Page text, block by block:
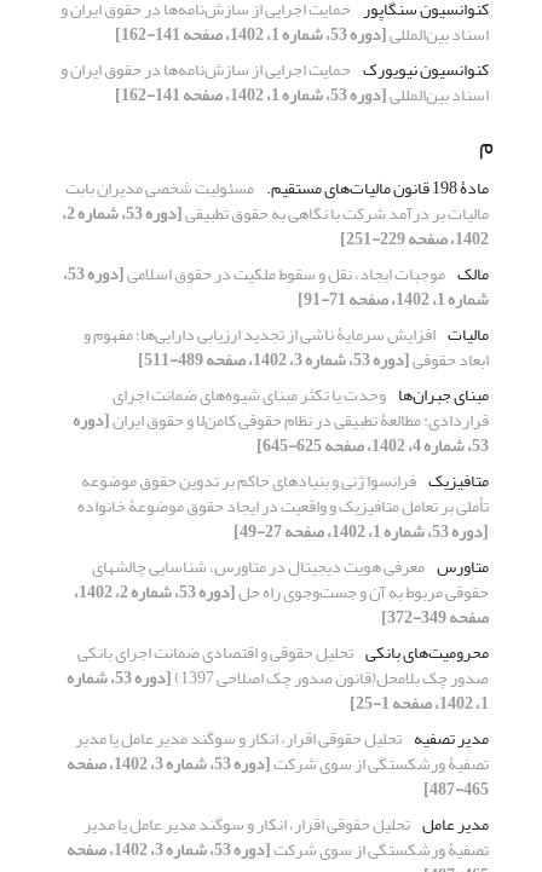
کنوانسیون سنگاپور حمایت اجرایی از سازش‌نامه‌ها در حقوق ایران و
اسناد بین‌المللی[دوره 53، شماره 1، 1402، صفحه 141-162]
کنوانسیون نیویورک حمایت اجرایی از سازش‌نامه‌ها در حقوق ایران و
اسناد بین‌المللی[دوره 53، شماره 1، 1402، صفحه 141-162]
م
مادۀ ‏‏198 قانون مالیات‌های مستقیم.‏ مسئولیت شخصی مدیران بابت
مالیات بر درآمد شرکت با نگاهی به ‏حقوق تطبیقی [دوره 53، شماره 2،
1402، صفحه 229-251]
مالک موجبات ایجاد، نقل و سقوط ملکیت در حقوق اسلامی [دوره 53،
شماره 1، 1402، صفحه 71-91]
مالیات افزایش سرمایۀ ناشی از تجدید ارزیابی دارایی‌ها؛ مفهوم و
ابعاد حقوقی[دوره 53، شماره 3، 1402، صفحه 489-511]
مبنای جبران‌ها وحدت یا تکثر مبنای شیوه‌های ضمانت اجرای
قراردادی: مطالعۀ تطبیقی در نظام حقوقی کامن‌لا و حقوق ایران[دوره
53، شماره 4، 1402، صفحه 625-645]
متافیزیک فرانسوا ژنی و بنیادهای حاکم بر تدوین حقوق موضوعه
تأملی بر تعامل متافیزیک و واقعیت در ایجاد حقوق موضوعۀ خانواده
[دوره 53، شماره 1، 1402، صفحه 27-49]
متاورس
معرفی هویت دیجیتال در متاورس، شناسایی چالش‎‎های
حقوقی مربوط ‏به آن و جست‌وجوی راه حل [دوره 53، شماره 2، 1402،
صفحه 349-372]
محرومیت‌های بانکی تحلیل حقوقی و اقتصادی ضمانت اجرای بانکی
صدور چک بلامحل(قانون صدور چک اصلاحی 1397) [دوره 53، شماره
1، 1402، صفحه 1-25]
مدیر تصفیه تحلیل حقوقی اقرار، انکار و سوگند مدیر عامل یا مدیر
تصفیۀ ورشکستگی از سوی شرکت [دوره 53، شماره 3، 1402، صفحه
465-487]
مدیر عامل تحلیل حقوقی اقرار، انکار و سوگند مدیر عامل یا مدیر
تصفیۀ ورشکستگی از سوی شرکت [دوره 53، شماره 3، 1402، صفحه